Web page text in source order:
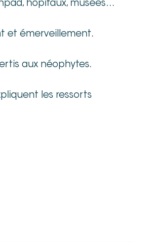
hôpitaux, musées…
et émerveillement.
aux néophytes.
les ressorts